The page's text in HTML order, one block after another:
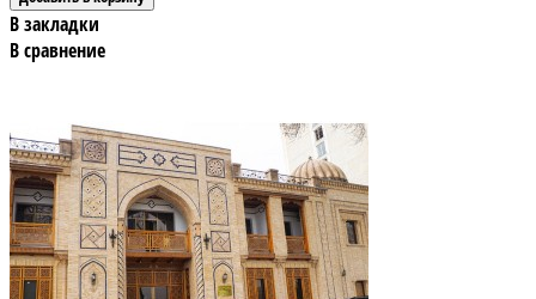
В закладки
В сравнение